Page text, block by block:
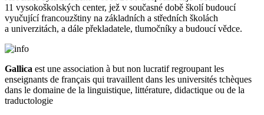
11 vysokoškolských center, jež v současné době školí budoucí
vyučující francouzštiny na základních a středních školách
a univerzitách, a dále překladatele, tlumočníky a budoucí vědce.
Gallica est une association à but non lucratif regroupant les
enseignants de français qui travaillent dans les universités tchèques
dans le domaine de la linguistique, littérature, didactique ou de la
traductologie